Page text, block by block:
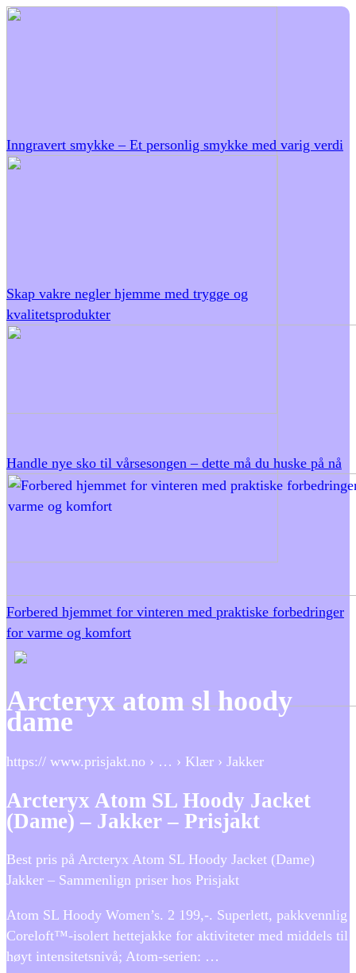
Inngravert smykke – Et personlig smykke med varig verdi
Skap vakre negler hjemme med trygge og
kvalitetsprodukter
Handle nye sko til vårsesongen – dette må du huske på nå
Forbered hjemmet for vinteren med praktiske forbedringer
for varme og komfort
Arcteryx atom sl hoody
dame
https:// www.prisjakt.no › … › Klær › Jakker
Arcteryx Atom SL Hoody Jacket
(Dame) – Jakker – Prisjakt
Best pris på Arcteryx Atom SL Hoody Jacket (Dame)
Jakker – Sammenlign priser hos Prisjakt
Atom SL Hoody Women’s. 2 199,-. Superlett, pakkvennlig
Coreloft™-isolert hettejakke for aktiviteter med middels til
høyt intensitetsnivå; Atom-serien: …